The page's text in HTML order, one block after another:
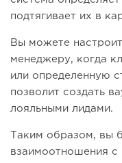
подтягивает их в
Вы можете
менеджеру, когда
или определенную
позволит создать
лояльными лидами.
Таким образом, вы
взаимоотношения с